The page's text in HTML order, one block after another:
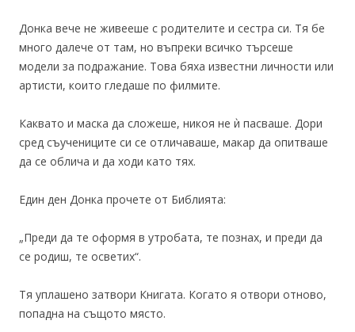
Донка вече не живееше с родителите и сестра си. Тя бе
много далече от там, но въпреки всичко търсеше
модели за подражание. Това бяха известни личности или
артисти, които гледаше по филмите.
Каквато и маска да сложеше, никоя не ѝ пасваше. Дори
сред съучениците си се отличаваше, макар да опитваше
да се облича и да ходи като тях.
Един ден Донка прочете от Библията:
„Преди да те оформя в утробата, те познах, и преди да
се родиш, те осветих“.
Тя уплашено затвори Книгата. Когато я отвори отново,
попадна на същото място.